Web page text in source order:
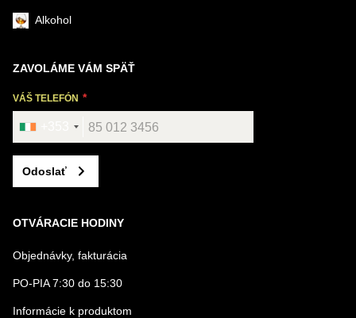
Alkohol
ZAVOLÁME VÁM SPÄŤ
VÁŠ TELEFÓN
Odoslať
OTVÁRACIE HODINY
Objednávky, fakturácia
PO-PIA 7:30 do 15:30
Informácie k produktom